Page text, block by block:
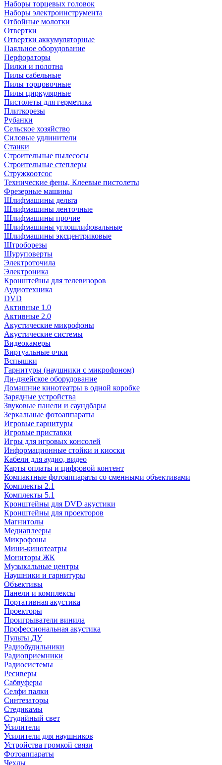
Наборы торцевых головок
Наборы электроинструмента
Отбойные молотки
Отвертки
Отвертки аккумуляторные
Паяльное оборудование
Перфораторы
Пилки и полотна
Пилы сабельные
Пилы торцовочные
Пилы циркулярные
Пистолеты для герметика
Плиткорезы
Рубанки
Сельское хозяйство
Силовые удлинители
Станки
Строительные пылесосы
Строительные степлеры
Стружкоотсос
Технические фены, Клеевые пистолеты
Фрезерные машины
Шлифмашины дельта
Шлифмашины ленточные
Шлифмашины прочие
Шлифмашины углошлифовальные
Шлифмашины эксцентриковые
Штроборезы
Шуруповерты
Электроточила
Электроника
Кронштейны для телевизоров
Аудиотехника
DVD
Активные 1.0
Активные 2.0
Акустические микрофоны
Акустические системы
Видеокамеры
Виртуальные очки
Вспышки
Гарнитуры (наушники с микрофоном)
Ди-джейское оборудование
Домашние кинотеатры в одной коробке
Зарядные устройства
Звуковые панели и саундбары
Зеркальные фотоаппараты
Игровые гарнитуры
Игровые приставки
Игры для игровых консолей
Информационные стойки и киоски
Кабели для аудио, видео
Карты оплаты и цифровой контент
Компактные фотоаппараты со сменными объективами
Комплекты 2.1
Комплекты 5.1
Кронштейны для DVD акустики
Кронштейны для проекторов
Магнитолы
Медиаплееры
Микрофоны
Мини-кинотеатры
Мониторы ЖК
Музыкальные центры
Наушники и гарнитуры
Объективы
Панели и комплексы
Портативная акустика
Проекторы
Проигрыватели винила
Профессиональная акустика
Пульты ДУ
Радиобудильники
Радиоприемники
Радиосистемы
Ресиверы
Сабвуферы
Селфи палки
Синтезаторы
Стедикамы
Студийный свет
Усилители
Усилители для наушников
Устройства громкой связи
Фотоаппараты
Чехлы